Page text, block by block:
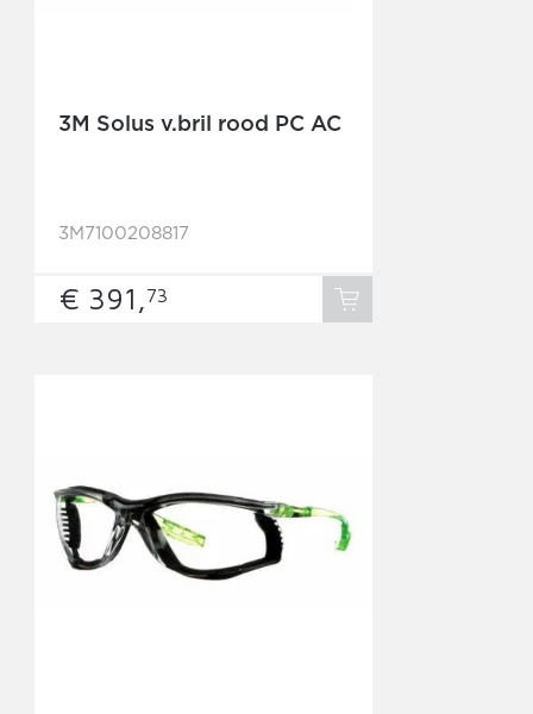
3M Solus v.bril rood PC AC
3M7100208817
€ 391, 73